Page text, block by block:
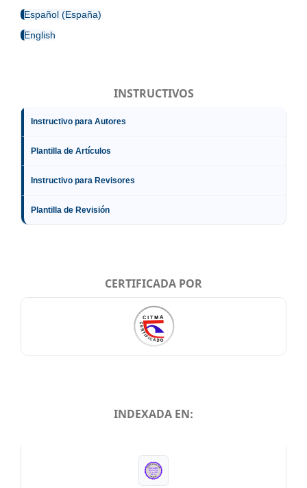
Español (España)
English
INSTRUCTIVOS
Instructivo para Autores
Plantilla de Artículos
Instructivo para Revisores
Plantilla de Revisión
CERTIFICADA POR
INDEXADA EN: